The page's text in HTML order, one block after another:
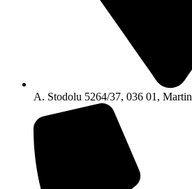
A. Stodolu 5264/37, 036 01, Martin